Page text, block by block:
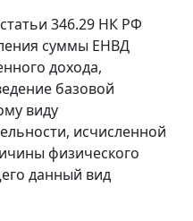
346.29 НК РФ
суммы ЕНВД
дохода,
базовой
виду
исчисленной
физического
данный вид